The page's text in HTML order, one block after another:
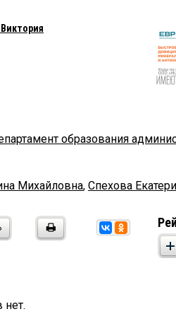
образования
Михайловна, Спехова
нет.